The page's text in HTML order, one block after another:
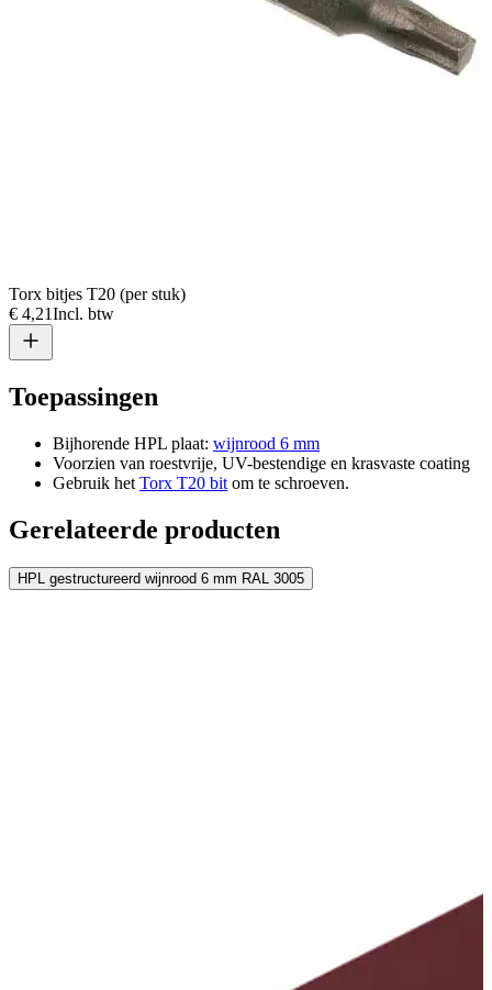
Torx bitjes T20 (per stuk)
€ 4,21Incl. btw
Toepassingen
Bijhorende HPL plaat: wijnrood 6 mm
Voorzien van roestvrije, UV-bestendige en krasvaste coating
Gebruik het Torx T20 bit om te schroeven.
Gerelateerde producten
HPL gestructureerd wijnrood 6 mm RAL 3005